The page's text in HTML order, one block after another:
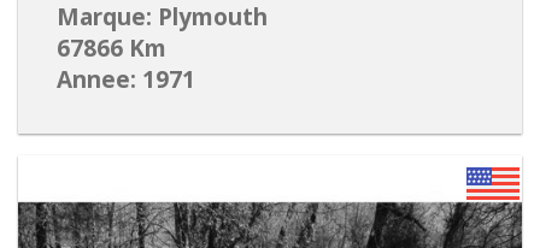
Marque: Plymouth
67866 Km
Annee: 1971